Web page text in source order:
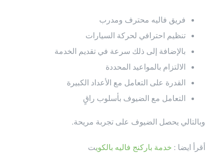
فريق فاليه محترف ومدرب
تنظيم احترافي لحركة السيارات
بالإضافة إلى ذلك سرعة في تقديم الخدمة
الالتزام بالمواعيد المحددة
القدرة على التعامل مع الأعداد الكبيرة
التعامل مع الضيوف بأسلوب راقٍ
وبالتالي يحصل الضيوف على تجربة مريحة.
أقرأ ايضا : خدمة باركنج فاليه بالكويت